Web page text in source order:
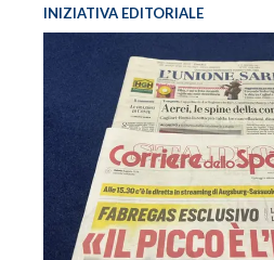
INIZIATIVA EDITORIALE